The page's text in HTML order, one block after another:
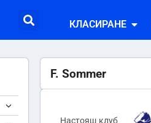
КЛАСИРАНЕ
F. Sommer
Настоящ клуб